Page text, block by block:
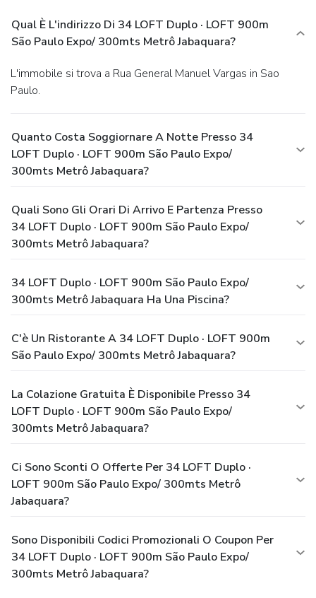
Qual È L'indirizzo Di 34 LOFT Duplo · LOFT 900m
São Paulo Expo/ 300mts Metrô Jabaquara?
L'immobile si trova a Rua General Manuel Vargas in Sao
Paulo.
Quanto Costa Soggiornare A Notte Presso 34
LOFT Duplo · LOFT 900m São Paulo Expo/
300mts Metrô Jabaquara?
Quali Sono Gli Orari Di Arrivo E Partenza Presso
34 LOFT Duplo · LOFT 900m São Paulo Expo/
300mts Metrô Jabaquara?
34 LOFT Duplo · LOFT 900m São Paulo Expo/
300mts Metrô Jabaquara Ha Una Piscina?
C'è Un Ristorante A 34 LOFT Duplo · LOFT 900m
São Paulo Expo/ 300mts Metrô Jabaquara?
La Colazione Gratuita È Disponibile Presso 34
LOFT Duplo · LOFT 900m São Paulo Expo/
300mts Metrô Jabaquara?
Ci Sono Sconti O Offerte Per 34 LOFT Duplo ·
LOFT 900m São Paulo Expo/ 300mts Metrô
Jabaquara?
Sono Disponibili Codici Promozionali O Coupon Per
34 LOFT Duplo · LOFT 900m São Paulo Expo/
300mts Metrô Jabaquara?